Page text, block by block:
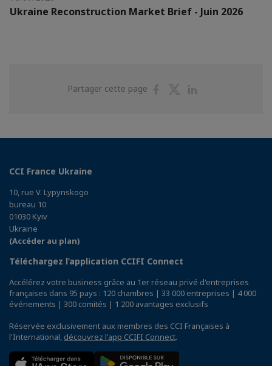
Ukraine Reconstruction Market Brief - Juin 2026
Partager cette page
PartagerPartager
CCI France Ukraine
10, rue V. Lypynskogo
bureau 10
01030 Kyiv
Ukraine
(Accéder au plan)
Téléchargez l’application CCIFI Connect
Accélérez votre business grâce au 1er réseau privé d'entreprises
françaises dans 95 pays : 120 chambres | 33 000 entreprises | 4 000
événements | 300 comités | 1 200 avantages exclusifs
Réservée exclusivement aux membres des CCI Françaises à
l'International, découvrez l'app CCIFI Connect.